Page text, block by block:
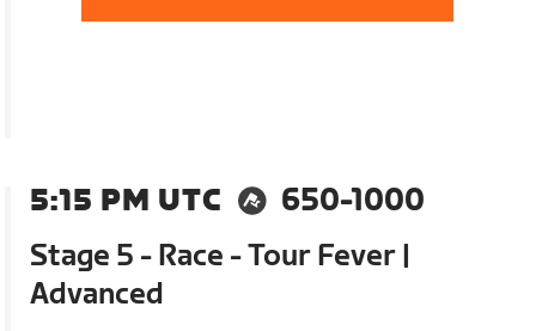
5:15 PM UTC
650-1000
Stage 5 - Race - Tour Fever |
Advanced